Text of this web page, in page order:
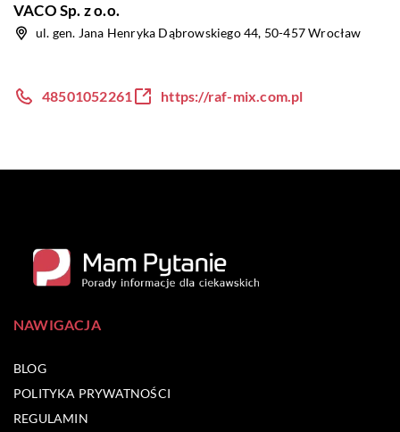
VACO Sp. z o.o.
ul. gen. Jana Henryka Dąbrowskiego 44, 50-457 Wrocław
48501052261 https://raf-mix.com.pl
NAWIGACJA
BLOG
POLITYKA PRYWATNOŚCI
REGULAMIN